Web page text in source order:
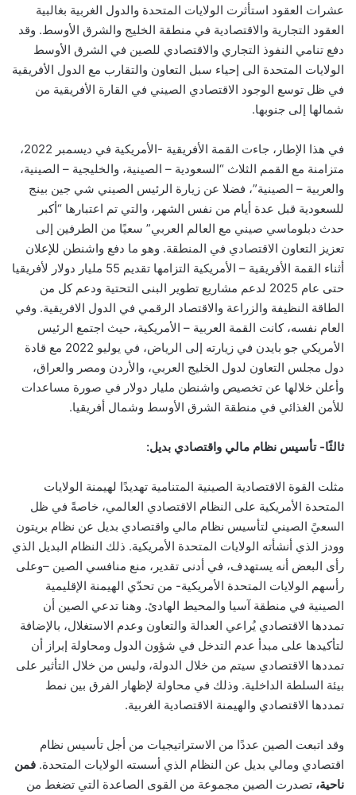
عشرات العقود استأثرت الولايات المتحدة والدول الغربية بغالبية
العقود التجارية والاقتصادية في منطقة الخليج والشرق الأوسط. وقد
دفع تنامي النفوذ التجاري والاقتصادي للصين في الشرق الأوسط
الولايات المتحدة الى إحياء سبل التعاون والتقارب مع الدول الأفريقية
في ظل توسع الوجود الاقتصادي الصيني في القارة الأفريقية من
شمالها إلى جنوبها.
في هذا الإطار، جاءت القمة الأفريقية -الأمريكية في ديسمبر 2022،
متزامنة مع القمم الثلاث “السعودية – الصينية، والخليجية – الصينية،
والعربية – الصينية”، فضلا عن زيارة الرئيس الصيني شي جين بينج
للسعودية قبل عدة أيام من نفس الشهر، والتي تم اعتبارها “أكبر
حدث دبلوماسي صيني مع العالم العربي” سعيًا من الطرفين إلى
تعزيز التعاون الاقتصادي في المنطقة. وهو ما دفع واشنطن للإعلان
أثناء القمة الأفريقية – الأمريكية التزامها تقديم 55 مليار دولار لأفريقيا
حتى عام 2025
لدعم مشاريع تطوير البنى التحتية ودعم كل من
الطاقة النظيفة والزراعة والاقتصاد الرقمي في الدول الافريقية. وفي
العام نفسه، كانت القمة العربية – الأمريكية، حيث اجتمع الرئيس
الأمريكي جو بايدن في زيارته إلى الرياض، في يوليو 2022 مع قادة
دول مجلس التعاون لدول الخليج العربي، والأردن ومصر والعراق،
وأعلن خلالها عن تخصيص واشنطن مليار دولار في صورة مساعدات
للأمن الغذائي في منطقة الشرق الأوسط وشمال أفريقيا.
ثالثًا- تأسيس نظام مالي واقتصادي بديل:
مثلت القوة الاقتصادية الصينية المتنامية تهديدًا لهيمنة الولايات
المتحدة الأمريكية على النظام الاقتصادي العالمي، خاصةً في ظل
السعيً الصيني لتأسيس نظام مالي واقتصادي بديل عن نظام بريتون
وودز الذي أنشأته الولايات المتحدة الأمريكية. ذلك النظام البديل الذي
رأى البعض أنه يستهدف، في أدنى تقدير، منع منافسي الصين –وعلى
رأسهم الولايات المتحدة الأمريكية- من تحدّي الهيمنة الإقليمية
الصينية في منطقة آسيا والمحيط الهادئ. وهنا تدعي الصين أن
تمددها الاقتصادي يُراعي العدالة والتعاون وعدم الاستغلال، بالإضافة
لتأكيدها على مبدأ عدم التدخل في شؤون الدول ومحاولة إبراز أن
تمددها الاقتصادي سيتم من خلال الدولة، وليس من خلال التأثير على
بيئة السلطة الداخلية. وذلك في محاولة لإظهار الفرق بين نمط
تمددها الاقتصادي والهيمنة الاقتصادية الغربية.
وقد اتبعت الصين عددًا من الاستراتيجيات من أجل تأسيس نظام
اقتصادي ومالي بديل عن النظام الذي أسسته الولايات المتحدة. فمن
ناحية، تصدرت الصين مجموعة من القوى الصاعدة التي تضغط من